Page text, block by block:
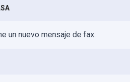
un nuevo mensaje de fax.